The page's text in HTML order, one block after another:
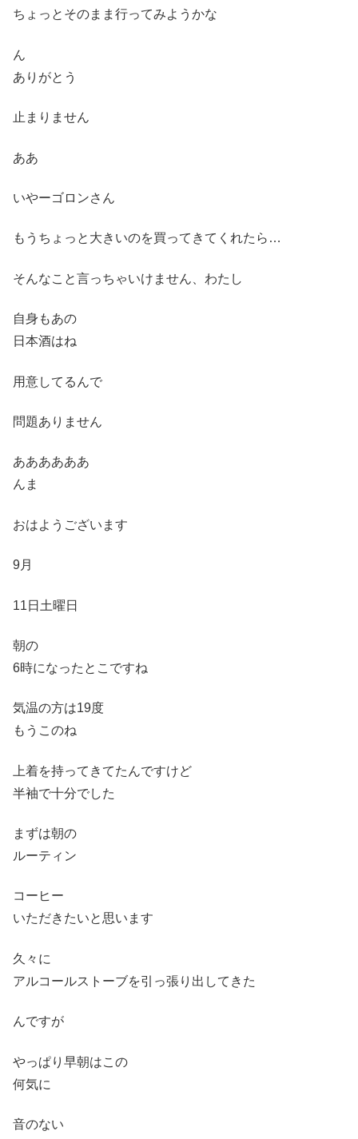
ちょっとそのまま行ってみようかな
ん
ありがとう
止まりません
ああ
いやーゴロンさん
もうちょっと大きいのを買ってきてくれたら…
そんなこと言っちゃいけません、わたし
自身もあの
日本酒はね
用意してるんで
問題ありません
ああああああ
んま
おはようございます
9月
11日土曜日
朝の
6時になったとこですね
気温の方は19度
もうこのね
上着を持ってきてたんですけど
半袖で十分でした
まずは朝の
ルーティン
コーヒー
いただきたいと思います
久々に
アルコールストーブを引っ張り出してきた
んですが
やっぱり早朝はこの
何気に
音のない